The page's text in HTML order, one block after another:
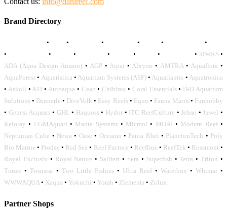
Brand Directory
• • • • • •
•
• • • • • • 3D-IRS •
ADA (Aqua Design Amano) • AGP• Aipai • Alxyon • AMTRA• Aquaflora •
AquaForest • Aquaristica • Aquarium Systems (ASF)• Aquatlantis • Aquatronica
• Askoll • ATI • Autoaqua • Ceab • Chihiros • Coral Essentials• D-D Aquarium
Solutions • Dennerle • DiveVolk • Easy Reefs• Equo • Fauna Marin • Funhobby
• Genesi Acquari • GHL • Haquoss• Hydor • ITC ReefCulture •Jebao •Juwel •
Keloray • LGMAquari • Manta Systems• Micmol • MOAI • Modern Reef•
Neptunian Cube • Newa • Oase • Oceamo • Panta Rhei • PlanctonTech • Poly
Bio Marine • Prodac • Red Sea • Reef Factory • Reefline • ReefTek • Rossmont •
Royal Exclusiv • Royal Nature • Salifert • Sera • Superfish •Tetra •Triton •
Tunze • Twinstar • Two Little Fishies • Ultra Reef • Waterbox • Whimar •
WWWAQUA• Xaqua • Yokuchi • Yorah • Zlements • Zolux
Partner Shops